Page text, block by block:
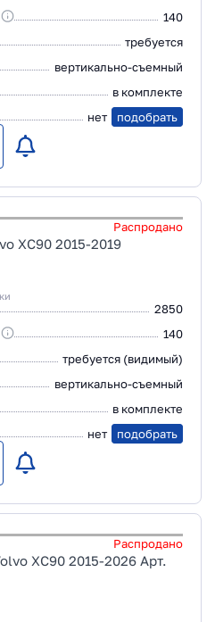
140
требуется
вертикально-съемный
в комплекте
нет подобрать
Распродано
XC90 2015-2019
2850
140
требуется (видимый)
вертикально-съемный
в комплекте
нет подобрать
Распродано
XC90 2015-2026 Арт.